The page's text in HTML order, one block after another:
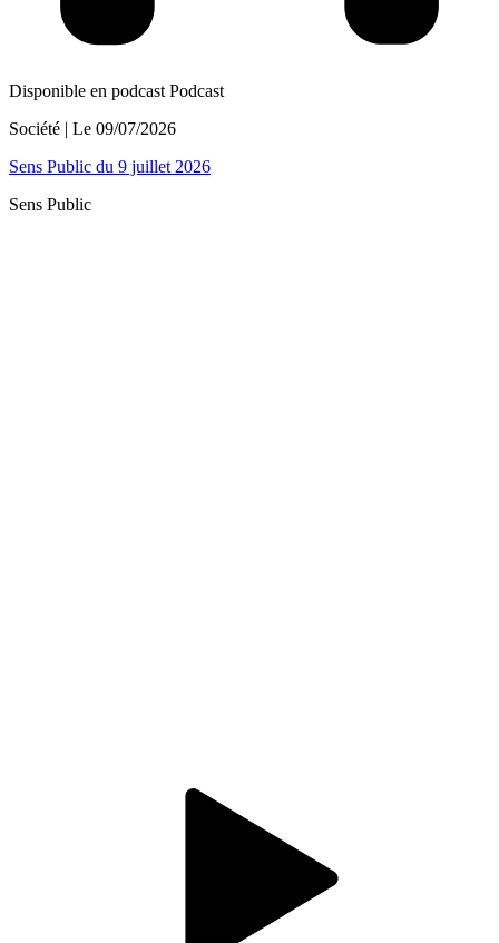
Disponible en podcast Podcast
Société | Le 09/07/2026
Sens Public du 9 juillet 2026
Sens Public